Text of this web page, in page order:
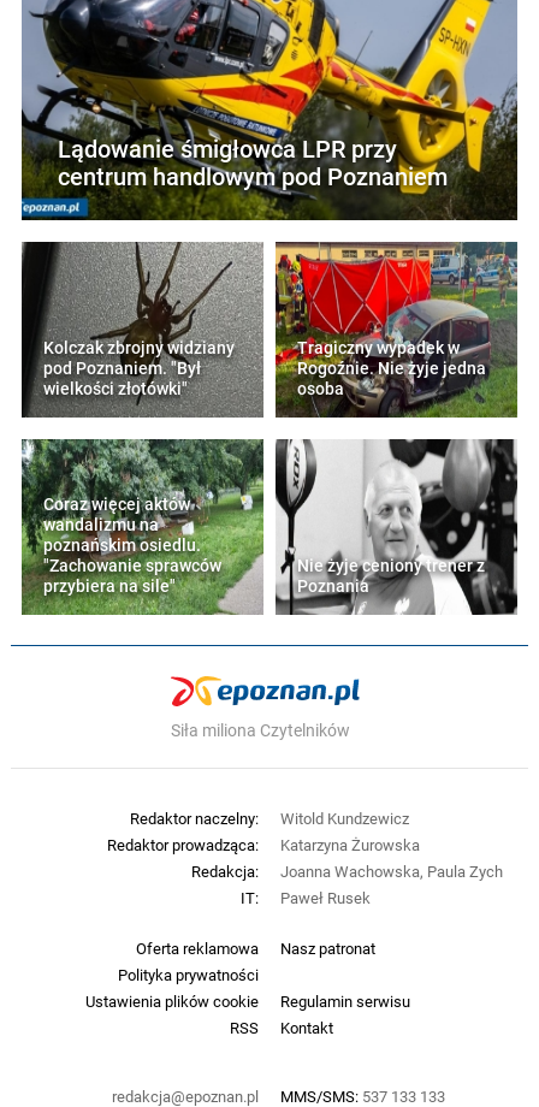
Lądowanie śmigłowca LPR przy
centrum handlowym pod Poznaniem
Kolczak zbrojny widziany
pod Poznaniem. "Był
wielkości złotówki"
Tragiczny wypadek w
Rogoźnie. Nie żyje jedna
osoba
Coraz więcej aktów
wandalizmu na
poznańskim osiedlu.
"Zachowanie sprawców
przybiera na sile"
Nie żyje ceniony trener z
Poznania
Siła miliona Czytelników
Oferta reklamowa
Nasz patronat
Polityka prywatności
Ustawienia plików cookie
Regulamin serwisu
RSS
Kontakt
redakcja@epoznan.pl MMS/SMS: 537 133 133
Redaktor naczelny:
Witold Kundzewicz
Redaktor prowadząca:
Katarzyna Żurowska
Redakcja:
Joanna Wachowska, Paula Zych
IT:
Paweł Rusek